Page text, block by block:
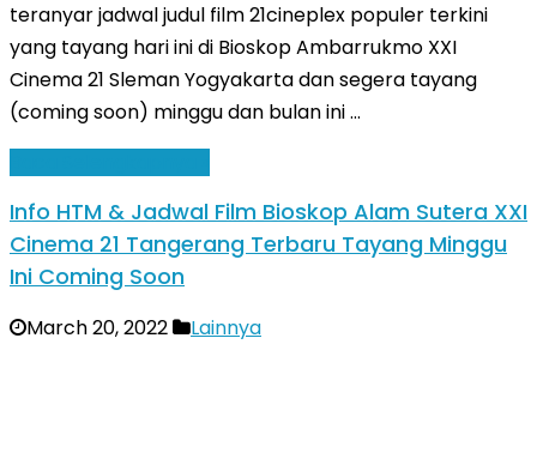
teranyar jadwal judul film 21cineplex populer terkini
yang tayang hari ini di Bioskop Ambarrukmo XXI
Cinema 21 Sleman Yogyakarta dan segera tayang
(coming soon) minggu dan bulan ini …
Info HTM & Jadwal Film Bioskop Alam Sutera XXI
Cinema 21 Tangerang Terbaru Tayang Minggu
Ini Coming Soon
March 20, 2022 Lainnya